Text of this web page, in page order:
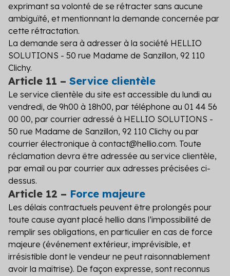
exprimant sa volonté de se rétracter sans aucune
ambiguïté, et mentionnant la demande concernée par
cette rétractation.
La demande sera à adresser à la société HELLIO
SOLUTIONS - 50 rue Madame de Sanzillon, 92 110
Clichy.
Article 11 – Service clientèle
Le service clientèle du site est accessible du lundi au
vendredi, de 9h00 à 18h00, par téléphone au 01 44 56
00 00, par courrier adressé à HELLIO SOLUTIONS -
50 rue Madame de Sanzillon, 92 110 Clichy ou par
courrier électronique à contact@hellio.com. Toute
réclamation devra être adressée au service clientèle,
par email ou par courrier aux adresses précisées ci-
dessus.
Article 12 – Force majeure
Les délais contractuels peuvent être prolongés pour
toute cause ayant placé hellio dans l’impossibilité de
remplir ses obligations, en particulier en cas de force
majeure (événement extérieur, imprévisible, et
irrésistible dont le vendeur ne peut raisonnablement
avoir la maîtrise). De façon expresse, sont reconnus